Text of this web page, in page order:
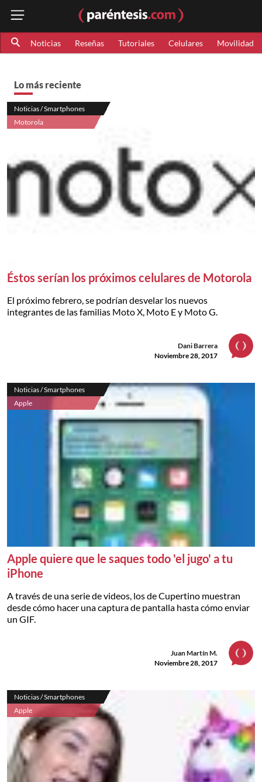
Noticias Reseñas Tutoriales Celulares Movilidad
Lo más reciente
Noticias / Smartphones
Motorola
Éstos serían los próximos celulares de Motorola
El próximo febrero, se podrían desvelar los nuevos
integrantes de las familias Moto X, Moto E y Moto G.
Dani Barrera
Noviembre 28, 2017
Noticias / Smartphones
Apple
Apple quiere que le saques todo 'el jugo' a tu
iPhone
A través de una serie de videos, los de Cupertino muestran
desde cómo hacer una captura de pantalla hasta cómo enviar
un GIF.
Juan Martín M.
Noviembre 28, 2017
Noticias / Smartphones
Apple